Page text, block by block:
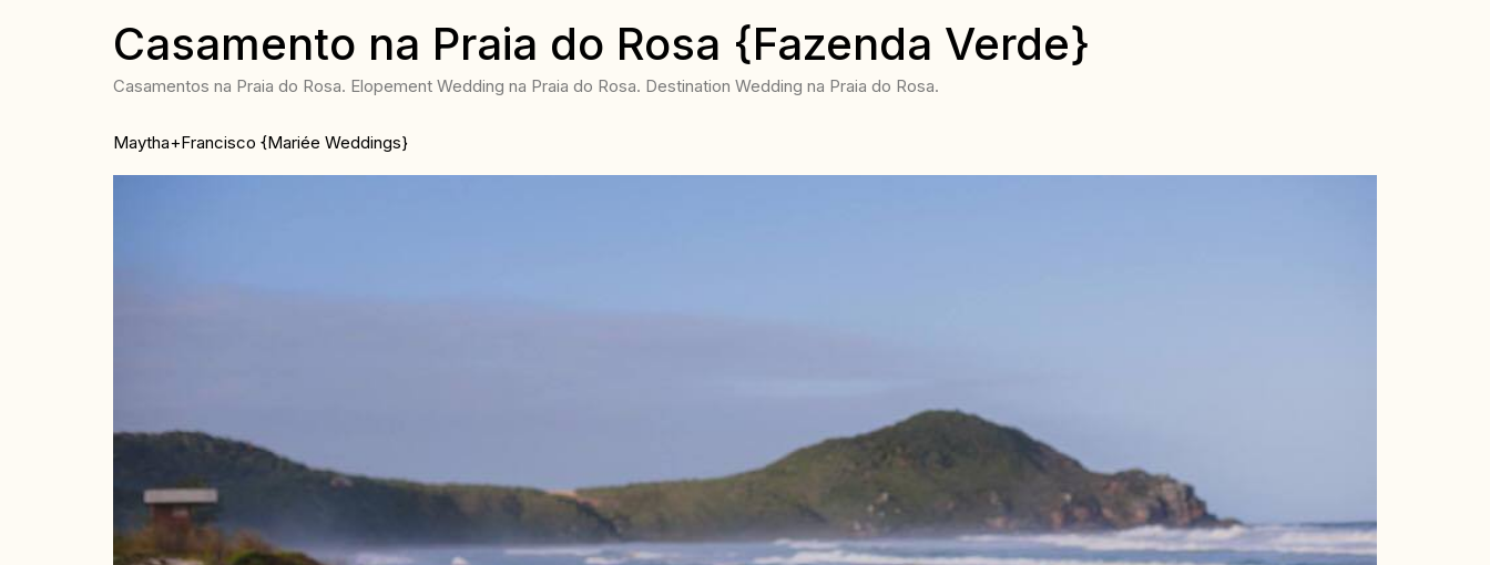
Casamento na Praia do Rosa {Fazenda Verde}
Casamentos na Praia do Rosa. Elopement Wedding na Praia do Rosa. Destination Wedding na Praia do Rosa.
Maytha+Francisco {Mariée Weddings}